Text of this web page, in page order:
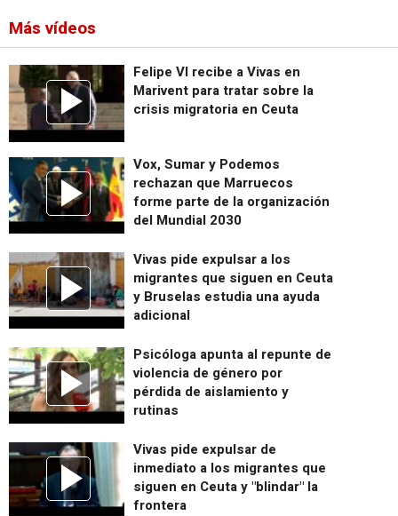
Más vídeos
Felipe VI recibe a Vivas en
Marivent para tratar sobre la
crisis migratoria en Ceuta
Vox, Sumar y Podemos
rechazan que Marruecos
forme parte de la organización
del Mundial 2030
Vivas pide expulsar a los
migrantes que siguen en Ceuta
y Bruselas estudia una ayuda
adicional
Psicóloga apunta al repunte de
violencia de género por
pérdida de aislamiento y
rutinas
Vivas pide expulsar de
inmediato a los migrantes que
siguen en Ceuta y "blindar" la
frontera